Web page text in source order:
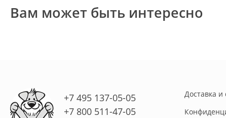
Вам может быть интересно
+7 495 137-05-05
+7 800 511-47-05
Доставка и